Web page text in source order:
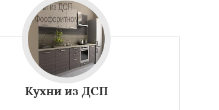
Кухни из ДСП